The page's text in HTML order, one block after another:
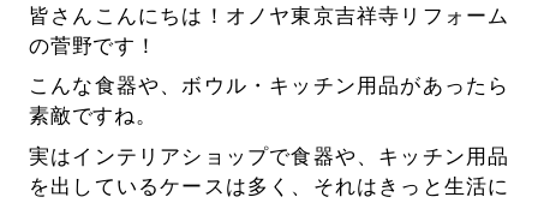
皆さんこんにちは！オノヤ東京吉祥寺リフォーム
の菅野です！
こんな食器や、ボウル・キッチン用品があったら
素敵ですね。
実はインテリアショップで食器や、キッチン用品
を出しているケースは多く、それはきっと生活に